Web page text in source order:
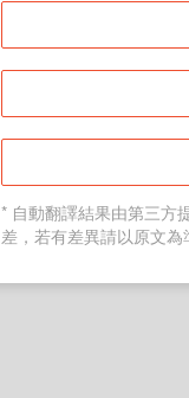
* 自動翻譯結果由第三方
差，若有差異請以原文為